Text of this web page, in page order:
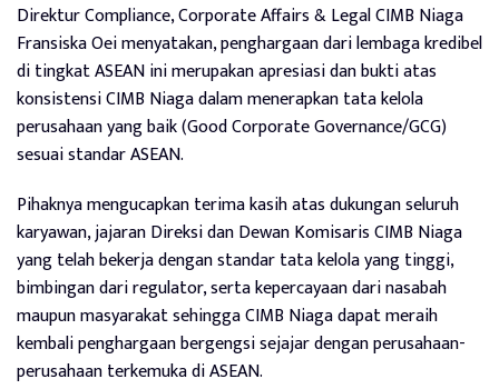
Direktur Compliance, Corporate Affairs & Legal CIMB Niaga
Fransiska Oei menyatakan, penghargaan dari lembaga kredibel
di tingkat ASEAN ini merupakan apresiasi dan bukti atas
konsistensi CIMB Niaga dalam menerapkan tata kelola
perusahaan yang baik (Good Corporate Governance/GCG)
sesuai standar ASEAN.
Pihaknya mengucapkan terima kasih atas dukungan seluruh
karyawan, jajaran Direksi dan Dewan Komisaris CIMB Niaga
yang telah bekerja dengan standar tata kelola yang tinggi,
bimbingan dari regulator, serta kepercayaan dari nasabah
maupun masyarakat sehingga CIMB Niaga dapat meraih
kembali penghargaan bergengsi sejajar dengan perusahaan-
perusahaan terkemuka di ASEAN.